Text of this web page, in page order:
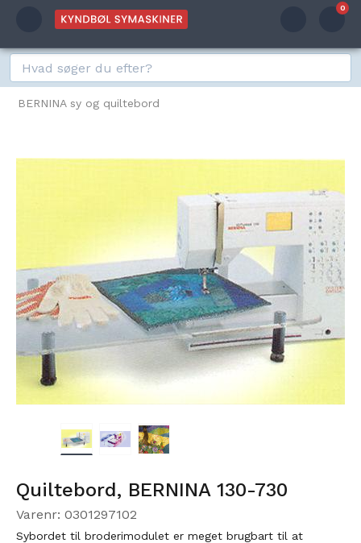
0
BERNINA sy og quiltebord
Quiltebord, BERNINA 130-730
Varenr: 0301297102
Sybordet til broderimodulet er meget brugbart til at